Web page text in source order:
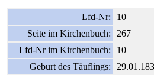
Lfd-Nr:
10
Seite im Kirchenbuch:
267
Lfd-Nr im Kirchenbuch:
10
Geburt des Täuflings: